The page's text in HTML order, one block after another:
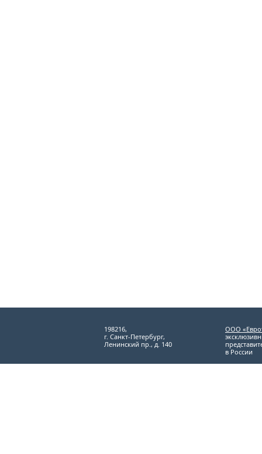
198216,
г. Санкт-Петербург,
Ленинский пр., д. 140
ООО
в России